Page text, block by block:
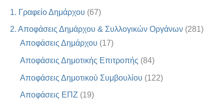
1. Γραφείο Δημάρχου (67)
2. Αποφάσεις Δημάρχου & Συλλογικών Οργάνων (281)
Αποφάσεις Δημάρχου (17)
Αποφάσεις Δημοτικής Επιτροπής (84)
Αποφάσεις Δημοτικού Συμβουλίου (122)
Αποφάσεις ΕΠΖ (19)